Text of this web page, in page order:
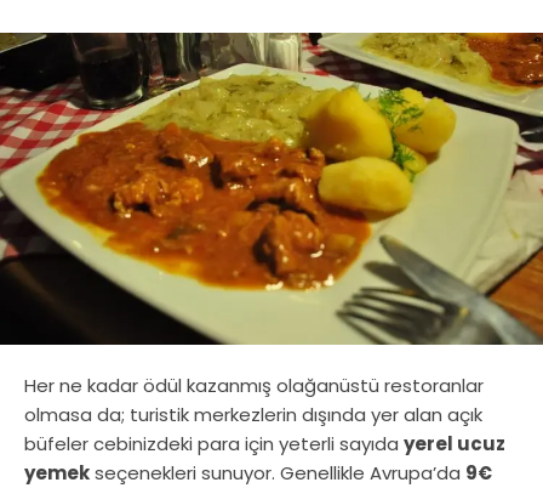
Her ne kadar ödül kazanmış olağanüstü restoranlar
olmasa da; turistik merkezlerin dışında yer alan açık
büfeler cebinizdeki para için yeterli sayıda yerel ucuz
yemekseçenekleri sunuyor. Genellikle Avrupa’da 9€